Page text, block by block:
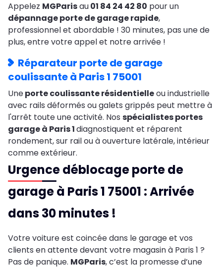
Appelez MGParisau01 84 24 42 80 pour un
dépannage porte de garage rapide,
professionnel et abordable ! 30 minutes, pas une de
plus, entre votre appel et notre arrivée !
Réparateur porte de garage
coulissante à Paris 1 75001
Uneporte coulissante résidentielleou industrielle
avec rails déformés ou galets grippés peut mettre à
l'arrêt toute une activité. Nos spécialistes portes
garage à Paris 1diagnostiquent et réparent
rondement, sur rail ou à ouverture latérale, intérieur
comme extérieur.
Urgence déblocage porte de
garage à Paris 1 75001 : Arrivée
dans 30 minutes !
Votre voiture est coincée dans le garage et vos
clients en attente devant votre magasin à Paris 1 ?
Pas de panique. MGParis, c’est la promesse d’une